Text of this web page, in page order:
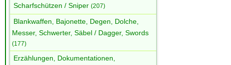
Scharfschützen / Sniper (207)
Blankwaffen, Bajonette, Degen, Dolche,
Messer, Schwerter, Säbel / Dagger, Swords
(177)
Erzählungen, Dokumentationen,